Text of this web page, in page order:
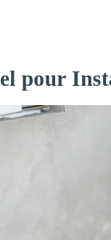
pour